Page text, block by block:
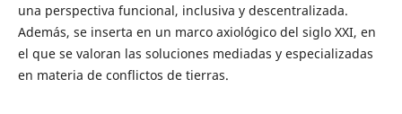
una perspectiva funcional, inclusiva y descentralizada.
Además, se inserta en un marco axiológico del siglo XXI, en
el que se valoran las soluciones mediadas y especializadas
en materia de conflictos de tierras.